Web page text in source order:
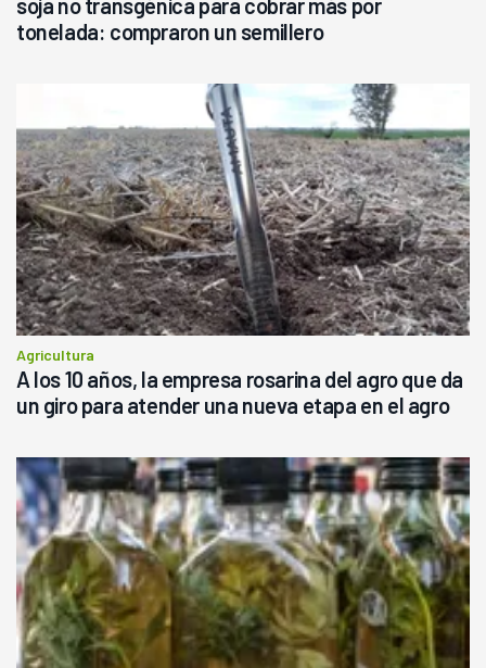
tonelada: compraron un semillero
Agricultura
A los 10 años, la empresa rosarina del agro que da
un giro para atender una nueva etapa en el agro